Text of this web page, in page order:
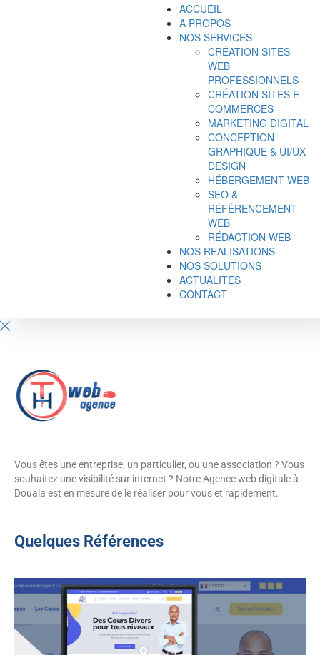
ACCUEIL
A PROPOS
NOS SERVICES
CRÉATION SITES
WEB
PROFESSIONNELS
CRÉATION SITES E-
COMMERCES
MARKETING DIGITAL
CONCEPTION
GRAPHIQUE & UI/UX
DESIGN
HÉBERGEMENT WEB
SEO &
RÉFÉRENCEMENT
WEB
RÉDACTION WEB
NOS REALISATIONS
NOS SOLUTIONS
ACTUALITES
CONTACT
Vous êtes une entreprise, un particulier, ou une association ? Vous
souhaitez une visibilité sur internet ? Notre Agence web digitale à
Douala est en mesure de le réaliser pour vous et rapidement.
Quelques Références